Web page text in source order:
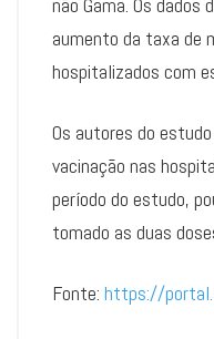
não Gama. Os dados
aumento da taxa de
hospitalizados com
Os autores do
vacinação nas
período do estudo,
tomado as duas
Fonte: https://